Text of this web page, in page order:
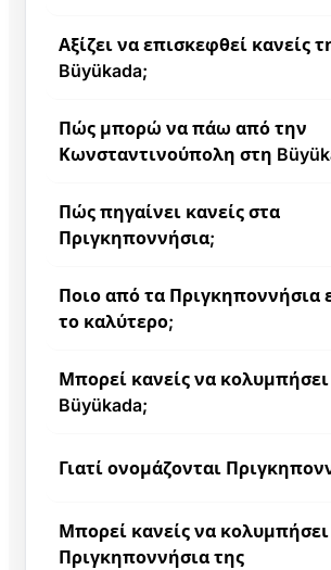
Αξίζει να επισκεφθεί κανείς
Büyükada;
Πώς μπορώ να πάω από την
Κωνσταντινούπολη στη
Πώς πηγαίνει κανείς στα
Πριγκηποννήσια;
Ποιο από τα Πριγκηποννήσια
το καλύτερο;
Μπορεί κανείς να
Büyükada;
Γιατί ονομάζονται
Μπορεί κανείς να
Πριγκηποννήσια της